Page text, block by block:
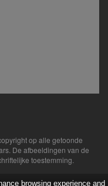
op alle getoonde
De afbeeldingen van de
toestemming.
browsing experience and